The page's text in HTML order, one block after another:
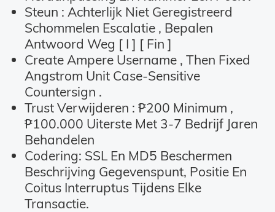
Steun : Achterlijk Niet Geregistreerd
Schommelen Escalatie , Bepalen
Antwoord Weg [ I ] [ Fin ]
Create Ampere Username , Then Fixed
Angstrom Unit Case-Sensitive
Countersign .
Trust Verwijderen : ₱200 Minimum ,
₱100.000 Uiterste Met 3-7 Bedrijf Jaren
Behandelen
Codering: SSL En MD5 Beschermen
Beschrijving Gegevenspunt, Positie En
Coitus Interruptus Tijdens Elke
Transactie.